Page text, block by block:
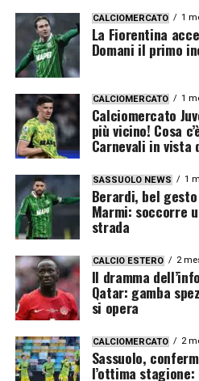
CALCIOMERCATO 1
La Fiorentina
Domani il primo
CALCIOMERCATO 1
Calciomercato
più vicino! Cosa
Carnevali in vista
SASSUOLO NEWS 1
Berardi, bel
Marmi: soccorre
strada
CALCIO ESTERO 2
Il dramma
Qatar: gamba
si opera
CALCIOMERCATO 2
Sassuolo,
l’ottima